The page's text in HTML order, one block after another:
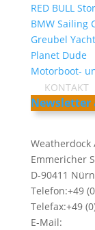
RED BULL
BMW Sailing
Greubel
Planet Dude
Motorboot-
KONTAKT
Newsletter
Weatherdock
Emmericher
D-90411
Telefon:+49
Telefax:+49
E-Mail: